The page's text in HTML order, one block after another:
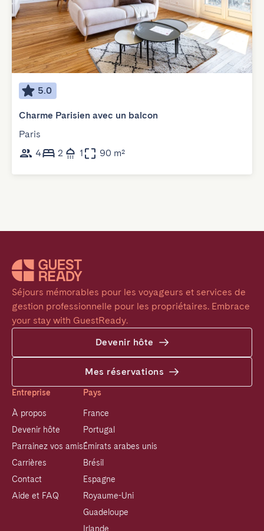
5.0
Charme Parisien avec un balcon
Paris
4
2 1 90 m²
Séjours mémorables pour les voyageurs et services de
gestion professionnelle pour les propriétaires. Embrace
your stay with GuestReady.
Devenir hôte
Mes réservations
Entreprise
À propos
Devenir hôte
Parrainez vos amis
Carrières
Contact
Aide et FAQ
Pays
France
Portugal
Émirats arabes unis
Brésil
Espagne
Royaume-Uni
Guadeloupe
Irlande